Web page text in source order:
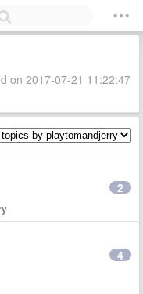
on 2017-07-21 11:22:47
2
4